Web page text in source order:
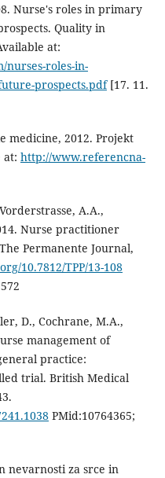
Nurse's roles in primary
Quality in
at:
roles-in-
prospects.pdf[17. 11.
medicine, 2012. Projekt
at: http://www.referencna-
A.A.,
Nurse practitioner
Permanente Journal,
10.7812/TPP/13-108
D., Cochrane, M.A.,
management of
practice:
trial. British Medical
PMid:10764365;
nevarnosti za srce in